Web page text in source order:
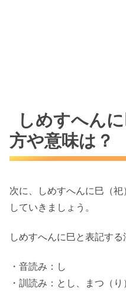
しめすへん
方や意味は？
次に、しめすへんに巳（
していきましょう。
しめすへんに巳と表記する
・音読み：し
・訓読み：とし、まつ（り